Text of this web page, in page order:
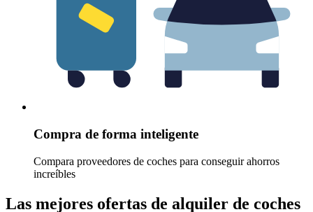
Compra de forma inteligente
Compara proveedores de coches para conseguir ahorros
increíbles
Las mejores ofertas de alquiler de coches